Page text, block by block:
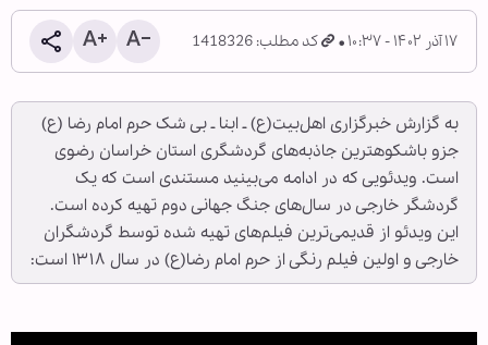
۱۷ آذر ۱۴۰۲ - ۱۰:۳۷ کد مطلب: 1418326
به گزارش خبرگزاری اهل‌بیت(ع) ـ ابنا ـ بی شک حرم امام رضا (ع)
جزو باشکوهترین جاذبه‌های گردشگری استان خراسان رضوی
است. ویدئویی که در ادامه می‌بینید مستندی است که یک
گردشگر خارجی در سال‌های جنگ جهانی دوم تهیه کرده است.
این ویدئو از قدیمی‌ترین فیلم‌های تهیه شده توسط گردشگران
خارجی و اولین فیلم رنگی از حرم امام رضا(ع) در سال ۱۳۱۸ است: